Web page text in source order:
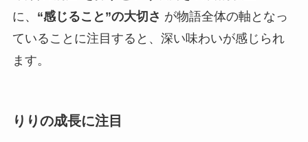
に、 “感じること”の大切さ が物語全体の軸となっ
ていることに注目すると、深い味わいが感じられ
ます。
りりの成長に注目